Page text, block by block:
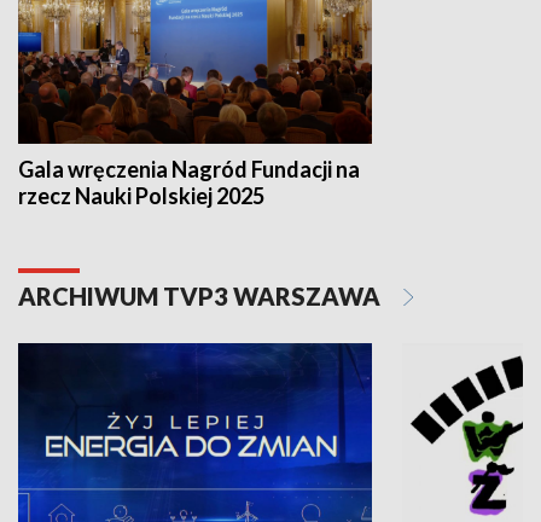
Gala wręczenia Nagród Fundacji na
rzecz Nauki Polskiej 2025
ARCHIWUM TVP3 WARSZAWA